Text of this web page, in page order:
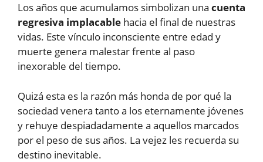
Los años que acumulamos simbolizan una cuenta
regresiva implacable hacia el final de nuestras
vidas. Este vínculo inconsciente entre edad y
muerte genera malestar frente al paso
inexorable del tiempo.
Quizá esta es la razón más honda de por qué la
sociedad venera tanto a los eternamente jóvenes
y rehuye despiadadamente a aquellos marcados
por el peso de sus años. La vejez les recuerda su
destino inevitable.